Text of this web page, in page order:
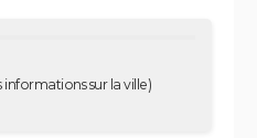
informations sur la ville)